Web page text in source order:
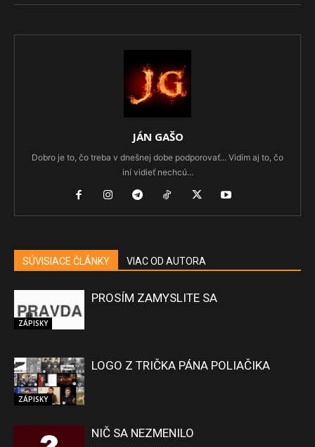
JÁN GAŠO
Dobro je to, čo treba v dnešnej dobe podporovať... Vidím aj to, čo
iní vidieť nechcú...
SÚVISIACE ČLÁNKY VIAC OD AUTORA
ZÁPISKY
PROSÍM ZAMYSLITE SA
ZÁPISKY
LOGO Z TRIČKA PÁNA POLIAČIKA
NIČ SA NEZMENILO